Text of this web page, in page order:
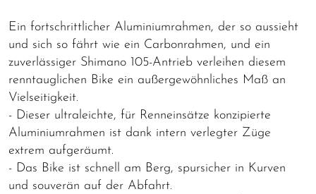
Ein fortschrittlicher Aluminiumrahmen, der so aussieht
und sich so fährt wie ein Carbonrahmen, und ein
zuverlässiger Shimano 105-Antrieb verleihen diesem
renntauglichen Bike ein außergewöhnliches Maß an
Vielseitigkeit.
- Dieser ultraleichte, für Renneinsätze konzipierte
Aluminiumrahmen ist dank intern verlegter Züge
extrem aufgeräumt.
- Das Bike ist schnell am Berg, spursicher in Kurven
und souverän auf der Abfahrt.